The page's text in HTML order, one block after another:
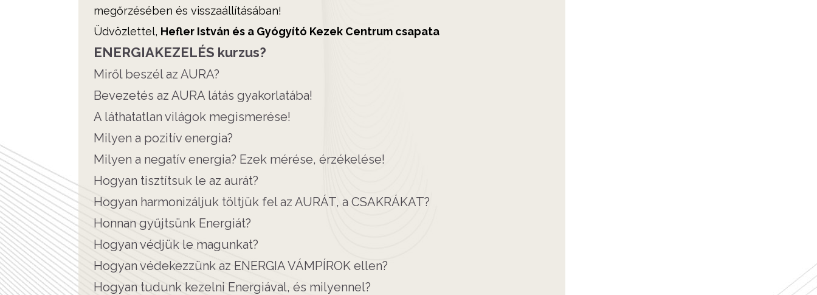
megőrzésében és visszaállításában!
Üdvözlettel, Hefler István és a Gyógyító Kezek Centrum csapata
ENERGIAKEZELÉS kurzus?
Miről beszél az AURA?
Bevezetés az AURA látás gyakorlatába!
A láthatatlan világok megismerése!
Milyen a pozitív energia?
Milyen a negatív energia? Ezek mérése, érzékelése!
Hogyan tisztítsuk le az aurát?
Hogyan harmonizáljuk töltjük fel az AURÁT, a CSAKRÁKAT?
Honnan gyűjtsünk Energiát?
Hogyan védjük le magunkat?
Hogyan védekezzünk az ENERGIA VÁMPÍROK ellen?
Hogyan tudunk kezelni Energiával, és milyennel?